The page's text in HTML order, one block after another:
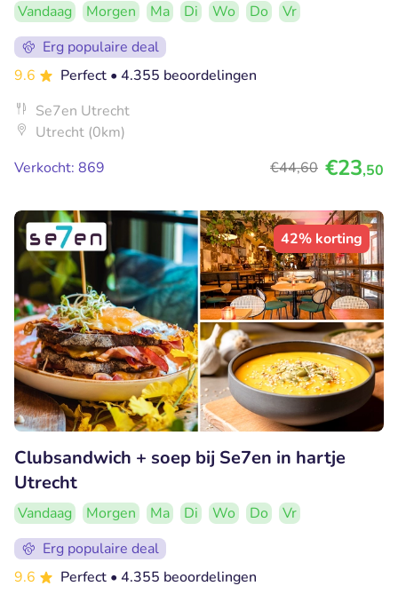
Vandaag Morgen Ma Di Wo Do
Vr
Erg populaire deal
9.6
Perfect • 4.355 beoordelingen
Se7en Utrecht
Utrecht (0km)
Verkocht: 869
€44,60 €23,50
42% korting
Clubsandwich + soep bij Se7en in hartje
Utrecht
Vandaag Morgen Ma Di Wo Do
Vr
Erg populaire deal
9.6
Perfect • 4.355 beoordelingen